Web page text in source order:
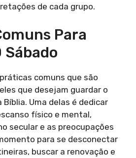
de cada grupo.
Para
Sábado
comuns que são
que desejam guardar o
Bíblia. Uma delas é dedicar
físico e mental,
secular e as preocupações
para se desconectar
buscar a renovação e